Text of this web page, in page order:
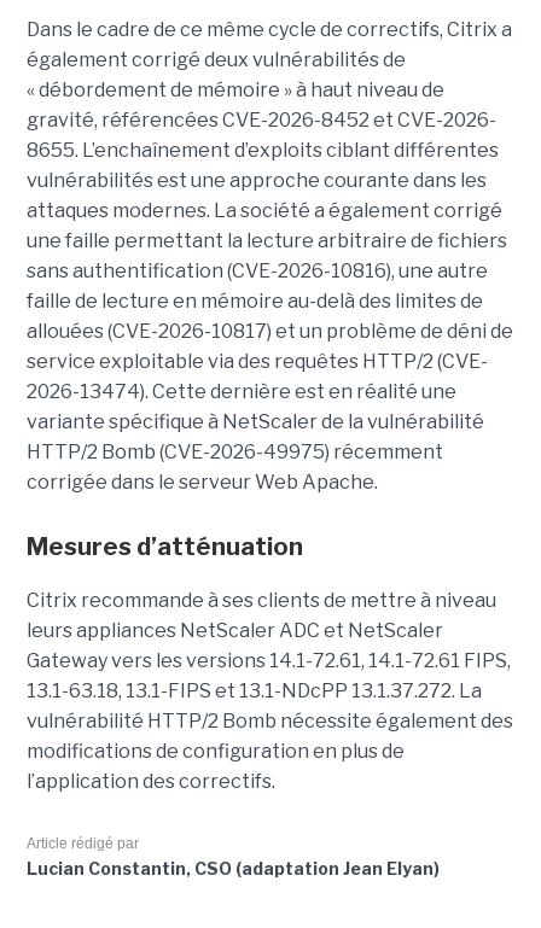
Dans le cadre de ce même cycle de correctifs, Citrix a
également corrigé deux vulnérabilités de
« débordement de mémoire » à haut niveau de
gravité, référencées CVE-2026-8452 et CVE-2026-
8655. L’enchaînement d’exploits ciblant différentes
vulnérabilités est une approche courante dans les
attaques modernes. La société a également corrigé
une faille permettant la lecture arbitraire de fichiers
sans authentification (CVE-2026-10816), une autre
faille de lecture en mémoire au-delà des limites de
allouées (CVE-2026-10817) et un problème de déni de
service exploitable via des requêtes HTTP/2 (CVE-
2026-13474). Cette dernière est en réalité une
variante spécifique à NetScaler de la vulnérabilité
HTTP/2 Bomb (CVE-2026-49975) récemment
corrigée dans le serveur Web Apache.
Mesures d’atténuation
Citrix recommande à ses clients de mettre à niveau
leurs appliances NetScaler ADC et NetScaler
Gateway vers les versions 14.1-72.61, 14.1-72.61 FIPS,
13.1-63.18, 13.1-FIPS et 13.1-NDcPP 13.1.37.272. La
vulnérabilité HTTP/2 Bomb nécessite également des
modifications de configuration en plus de
l’application des correctifs.
Article rédigé par
Lucian Constantin, CSO (adaptation Jean Elyan)